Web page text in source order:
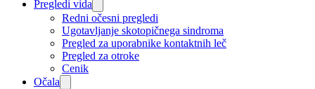
Pregledi vida
Redni očesni pregledi
Ugotavljanje skotopičnega sindroma
Pregled za uporabnike kontaktnih leč
Pregled za otroke
Cenik
Očala